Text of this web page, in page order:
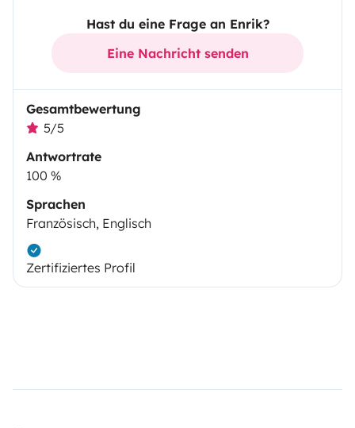
Hast du eine Frage an Enrik?
Eine Nachricht senden
Gesamtbewertung
5/5
Antwortrate
100 %
Sprachen
Französisch, Englisch
Zertifiziertes Profil